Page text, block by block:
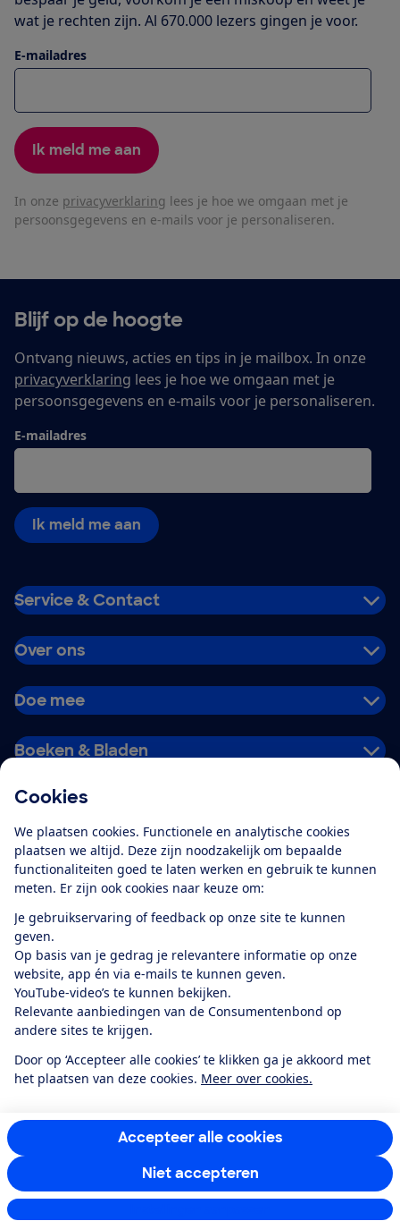
Cookies
We plaatsen cookies. Functionele en analytische cookies
plaatsen we altijd. Deze zijn noodzakelijk om bepaalde
functionaliteiten goed te laten werken en gebruik te kunnen
meten. Er zijn ook cookies naar keuze om:
Je gebruikservaring of feedback op onze site te kunnen
geven.
Op basis van je gedrag je relevantere informatie op onze
website, app én via e-mails te kunnen geven.
YouTube-video’s te kunnen bekijken.
Relevante aanbiedingen van de Consumentenbond op
andere sites te krijgen.
Door op ‘Accepteer alle cookies’ te klikken ga je akkoord met
het plaatsen van deze cookies. Meer over cookies.
Accepteer alle cookies
Niet accepteren
wat je rechten zijn. Al 670.000 lezers gingen je voor.
E-mailadres
Ik meld me aan
In onze privacyverklaring lees je hoe we omgaan met je
persoonsgegevens en e-mails voor je personaliseren.
Blijf op de hoogte
Ontvang nieuws, acties en tips in je mailbox. In onze
privacyverklaring lees je hoe we omgaan met je
persoonsgegevens en e-mails voor je personaliseren.
E-mailadres
Ik meld me aan
Service & Contact
Over ons
Doe mee
Boeken & Bladen
Alles over de
app
Algemene Voorwaarden
Privacyverklaring
Cookiebeleid
Privacyvoorkeuren
Toegankelijkheid
RSS-feed nieuws
Facebook
TwitterInstagram
YoutubeLinkedIn
12.901consumentenbeoordelen de Consumentenbondmet gemiddeld